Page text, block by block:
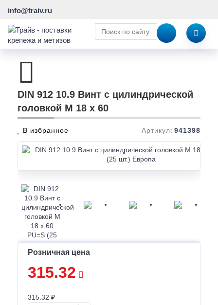
info@traiv.ru
DIN 912 10.9 Винт с цилиндрической
головкой M 18 x 60
В избранное Артикул: 941398
Розничная цена
315.32
315.32 ₽